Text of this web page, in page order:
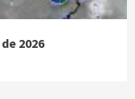
2026